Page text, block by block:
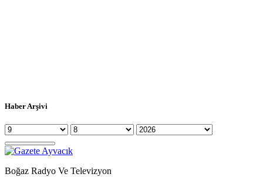
Haber Arşivi
Boğaz Radyo Ve Televizyon